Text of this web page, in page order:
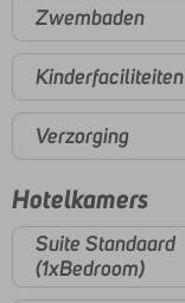
Zwembaden
Kinderfaciliteiten
Verzorging
Hotelkamers
Suite Standaard
(1xBedroom)